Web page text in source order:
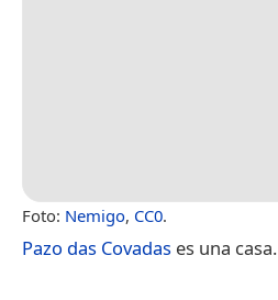
Foto: Nemigo, CC0.
Pazo das Covadas es una casa.